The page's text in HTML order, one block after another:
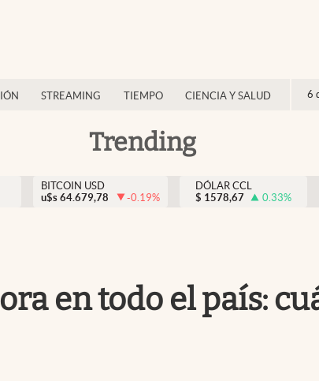
STREAMING TIEMPO CIENCIA Y SALUD 6
Trending
BITCOIN USD
u$s 64.679,78 -0.19%
DÓLAR CCL
$ 1578,67 0.33%
en todo el país: